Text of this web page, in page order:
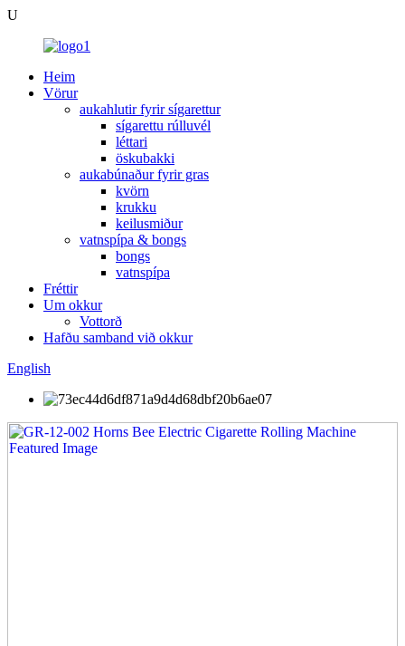
U
Heim
Vörur
aukahlutir fyrir sígarettur
sígarettu rúlluvél
léttari
öskubakki
aukabúnaður fyrir gras
kvörn
krukku
keilusmiður
vatnspípa & bongs
bongs
vatnspípa
Fréttir
Um okkur
Vottorð
Hafðu samband við okkur
English